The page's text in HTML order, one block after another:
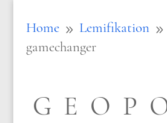
Home 9 Lemifikation 9
gamechanger